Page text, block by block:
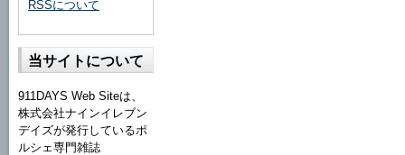
RSSについて
当サイトについて
911DAYS Web Siteは、
株式会社ナインイレブン
デイズが発行しているポ
ルシェ専門雑誌